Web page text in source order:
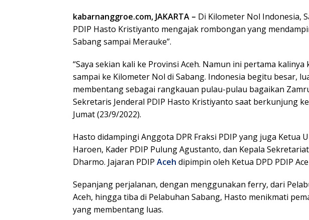
kabarnanggroe.com, JAKARTA – Di Kilometer Nol Indonesia,
PDIP Hasto Kristiyanto mengajak rombongan yang
Sabang sampai Merauke”.
“Saya sekian kali ke Provinsi Aceh. Namun ini pertama kalinya
sampai ke Kilometer Nol di Sabang. Indonesia begitu besar,
membentang sebagai rangkauan pulau-pulau bagaikan
Sekretaris Jenderal PDIP Hasto Kristiyanto saat berkunjung
Jumat (23/9/2022).
Hasto didampingi Anggota DPR Fraksi PDIP yang juga Ketua
Haroen, Kader PDIP Pulung Agustanto, dan Kepala
Dharmo. Jajaran PDIP Aceh dipimpin oleh Ketua DPD PDIP
Sepanjang perjalanan, dengan menggunakan ferry, dari
Aceh, hingga tiba di Pelabuhan Sabang, Hasto menikmati
yang membentang luas.